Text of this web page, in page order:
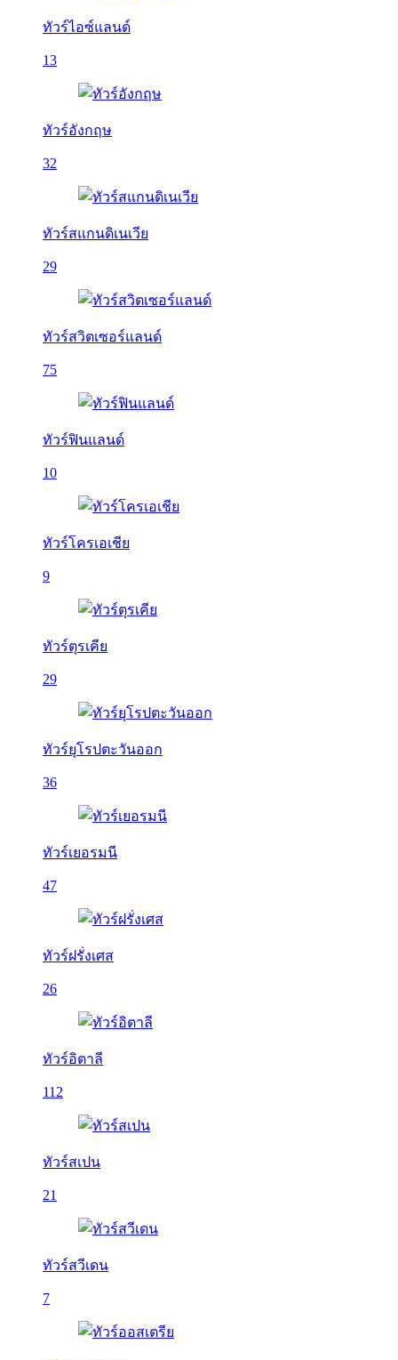
ทัวร์ไอซ์แลนด์
13
ทัวร์อังกฤษ
32
ทัวร์สแกนดิเนเวีย
29
ทัวร์สวิตเซอร์แลนด์
75
ทัวร์ฟินแลนด์
10
ทัวร์โครเอเชีย
9
ทัวร์ตุรเคีย
29
ทัวร์ยุโรปตะวันออก
36
ทัวร์เยอรมนี
47
ทัวร์ฝรั่งเศส
26
ทัวร์อิตาลี
112
ทัวร์สเปน
21
ทัวร์สวีเดน
7